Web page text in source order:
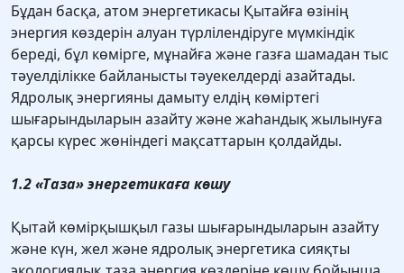
Бұдан басқа, атом энергетикасы Қытайға өзінің
энергия көздерін алуан түрлілендіруге мүмкіндік
береді, бұл көмірге, мұнайға және газға шамадан тыс
тәуелділікке байланысты тәуекелдерді азайтады.
Ядролық энергияны дамыту елдің көміртегі
шығарындыларын азайту және жаһандық жылынуға
қарсы күрес жөніндегі мақсаттарын қолдайды.
1.2 «Таза» энергетикаға көшу
Қытай көмірқышқыл газы шығарындыларын азайту
және күн, жел және ядролық энергетика сияқты